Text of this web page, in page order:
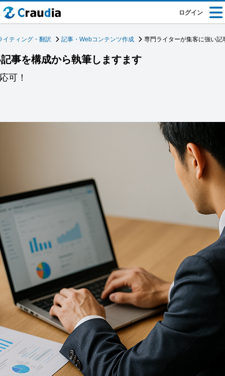
ログイン
イティング・翻訳 記事・Webコンテンツ作成 専門ライターが集客に強い
事を構成から執筆しますます
可！